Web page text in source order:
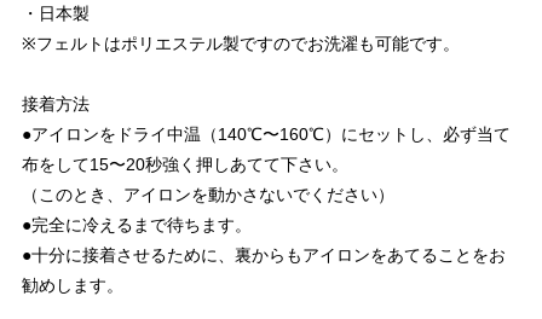
・日本製
※フェルトはポリエステル製ですのでお洗濯も可能です。
接着方法
●アイロンをドライ中温（140℃〜160℃）にセットし、必ず当て
布をして15〜20秒強く押しあてて下さい。
（このとき、アイロンを動かさないでください）
●完全に冷えるまで待ちます。
●十分に接着させるために、裏からもアイロンをあてることをお
勧めします。